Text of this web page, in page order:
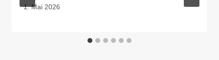
1. Mai 2026